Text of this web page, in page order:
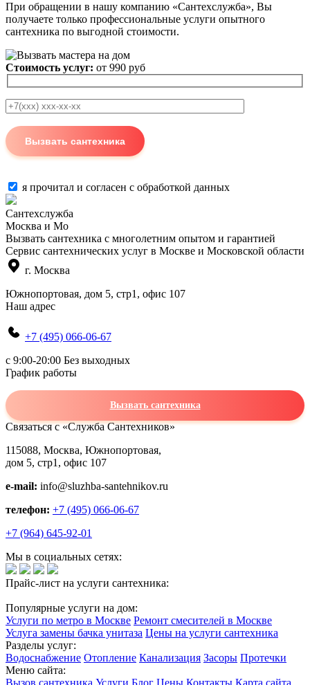
При обращении в нашу компанию «Сантехслужба», Вы
получаете только профессиональные услуги опытного
сантехника по выгодной стоимости.
Стоимость услуг: от 990 руб
я прочитал и согласен с обработкой данных
Сантехслужба
Москва и Мо
Вызвать сантехника с многолетним опытом и гарантией
Сервис сантехнических услуг в Москве и Московской области
г. Москва
Южнопортовая, дом 5, стр1, офис 107
Наш адрес
+7 (495) 066-06-67
c 9:00-20:00 Без выходных
График работы
Вызвать сантехника
Связаться с «Служба Сантехников»
115088, Москва, Южнопортовая,
дом 5, стр1, офис 107
e-mail: info@sluzhba-santehnikov.ru
телефон: +7 (495) 066-06-67
+7 (964) 645-92-01
Мы в социальных сетях:
Прайс-лист на услуги сантехника:
Популярные услуги на дом:
Услуги по метро в Москве Ремонт смесителей в Москве
Услуга замены бачка унитаза Цены на услуги сантехника
Разделы услуг:
Водоснабжение Отопление Канализация Засоры Протечки
Меню сайта:
Вызов сантехника Услуги Блог Цены Контакты Карта сайта